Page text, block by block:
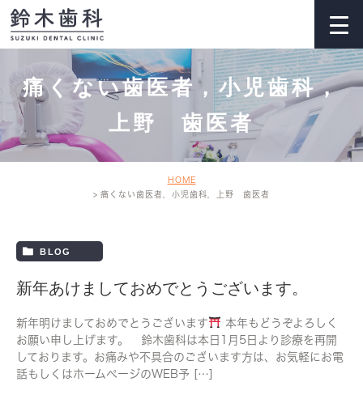
痛くない歯医者，小児歯科，
上野 歯医者
HOME
痛くない歯医者，小児歯科，上野 歯医者
BLOG
新年あけましておめでとうございます。
新年明けましておめでとうございます
本年もどうぞよろしく
お願い申し上げます。 鈴木歯科は本日1月5日より診療を再開
しております。お痛みや不具合のございます方は、お気軽にお電
話もしくはホームページのWEB予 […]